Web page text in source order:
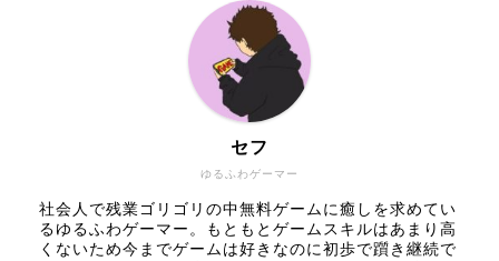
ゆるふわゲーマー
セフ
社会人で残業ゴリゴリの中無料ゲームに癒しを求めてい
るゆるふわゲーマー。もともとゲームスキルはあまり高
くないため今までゲームは好きなのに初歩で躓き継続で